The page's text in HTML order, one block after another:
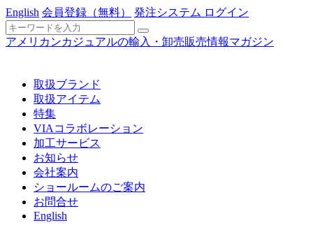
English 会員登録 （無料） 発注システム ログイン
アメリカンカジュアルの輸入・卸売販売情報マガジン
取扱ブランド
取扱アイテム
特集
VIAコラボレーション
加工サービス
お知らせ
会社案内
ショールームのご案内
お問合せ
English